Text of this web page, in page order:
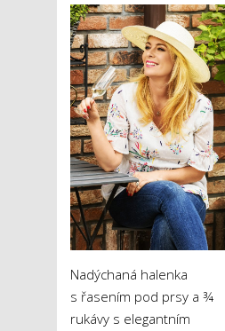
Nadýchaná halenka
s řasením pod prsy a ¾
rukávy s elegantním